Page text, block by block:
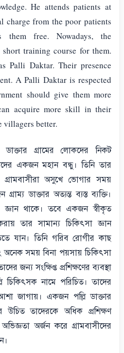
He attends patients at
charge from the poor patients
them free. Nowadays, the
short training course for them.
Palli Daktar. Their presence
A Palli Daktar is respected
should give them more
acquire more skill in their
villagers better.
গ্রামের লোকদের নিকট
একজন মহান বন্ধু। তিনি তার
গ্রামবাসীরা অসুখে ভোগার সময়
ডাক্তার অত্যন্ত ব্যস্ত ব্যক্তি।
জ্ঞান থাকে। তবে একজন স্বীকৃত
তার সামান্য চিকিৎসা জ্ঞান
যান। তিনি গরিব রোগীর কাছ
অনেক সময় বিনা পয়সায় চিকিৎসা
জন্য সংক্ষিপ্ত প্রশিক্ষণের ব্যবস্থা
চিকিৎসক নামে পরিচিত। তাদের
জাগায়। একজন পল্লি ডাক্তার
উচিত তাদেরকে অধিক প্রশিক্ষণ
অর্জন করে গ্রামবাসীদের